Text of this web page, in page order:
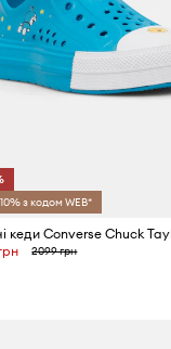
з кодом WEB*
2099 грн